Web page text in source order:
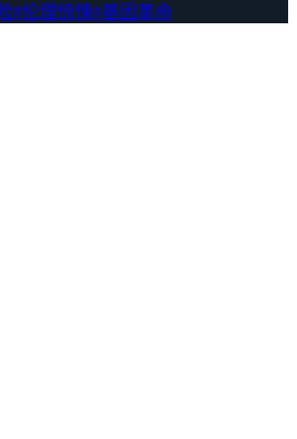
#伦理惊悚#基因革命